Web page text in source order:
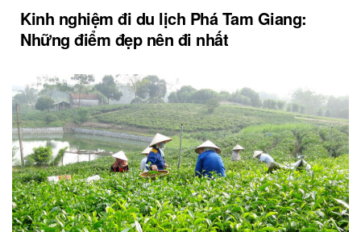
Kinh nghiệm đi du lịch Phá Tam Giang:
Những điểm đẹp nên đi nhất